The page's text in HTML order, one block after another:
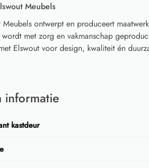
Meubels
Meubels ontwerpt en produceert
met zorg en vakmanschap
Elswout voor design, kwaliteit én
informatie
kastdeur